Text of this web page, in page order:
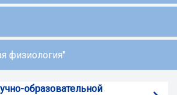
физиология"
образовательной